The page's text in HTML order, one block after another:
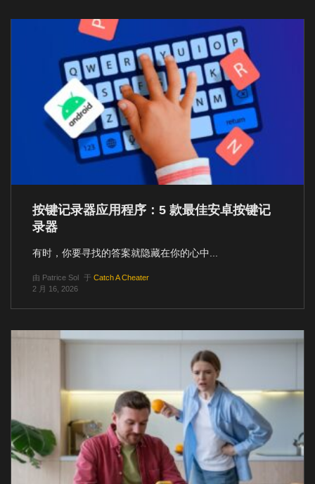
按键记录器应用程序：5 款最佳安卓按键记
录器
有时，你要寻找的答案就隐藏在你的心中...
由 Patrice Sol 于 Catch A Cheater
2 月 16, 2026